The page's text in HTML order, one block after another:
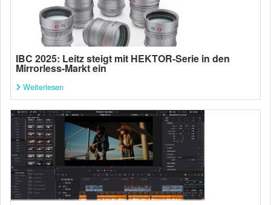
IBC 2025: Leitz steigt mit HEKTOR-Serie in den
Mirrorless-Markt ein
Weiterlesen